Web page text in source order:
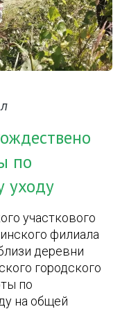
по
уходу
участкового
филиала
деревни
городского
по
на общей